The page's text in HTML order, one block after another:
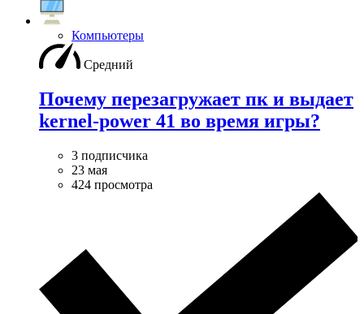
Компьютеры
Средний
Почему перезагружает пк и выдает
kernel-power 41 во время игры?
3 подписчика
23 мая
424 просмотра